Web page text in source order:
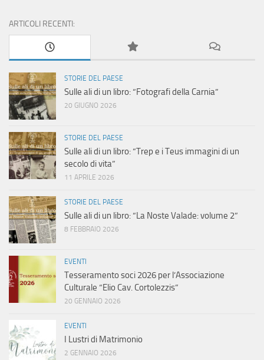
ARTICOLI RECENTI:
STORIE DEL PAESE
Sulle ali di un libro: “Fotografi della Carnia”
20 GIUGNO 2026
STORIE DEL PAESE
Sulle ali di un libro: “Trep e i Teus immagini di un
secolo di vita”
11 APRILE 2026
STORIE DEL PAESE
Sulle ali di un libro: “La Noste Valade: volume 2”
8 FEBBRAIO 2026
EVENTI
Tesseramento soci 2026 per l’Associazione
Culturale “Elio Cav. Cortolezzis”
20 GENNAIO 2026
EVENTI
I Lustri di Matrimonio
2 GENNAIO 2026